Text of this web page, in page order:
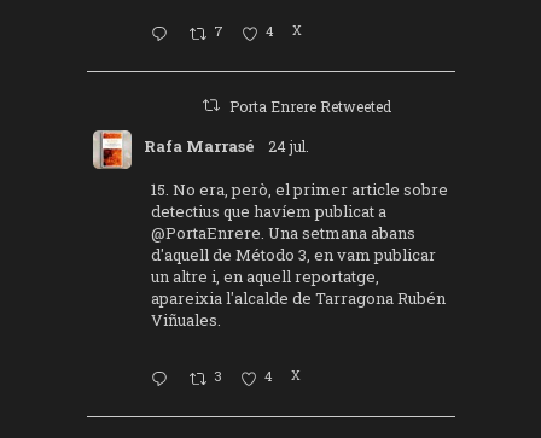
7 4 X
Porta Enrere Retweeted
Rafa Marrasé 24 jul.
15. No era, però, el primer article sobre
detectius que havíem publicat a
@PortaEnrere. Una setmana abans
d'aquell de Método 3, en vam publicar
un altre i, en aquell reportatge,
apareixia l'alcalde de Tarragona Rubén
Viñuales.
3 4 X